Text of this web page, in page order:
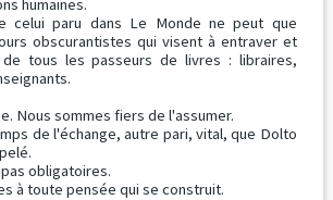
humaines.
celui paru dans Le Monde ne peut que
obscurantistes qui visent à entraver et
tous les passeurs de livres : libraires,
Nous sommes fiers de l'assumer.
de l'échange, autre pari, vital, que Dolto
obligatoires.
à toute pensée qui se construit.